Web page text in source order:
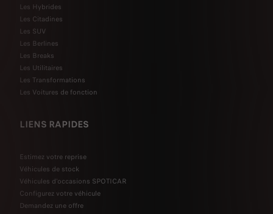
Les Hybrides
Les Citadines
Les SUV
Les Berlines
Les Breaks
Les Utilitaires
Les Transformations
Les Voitures de fonction
LIENS RAPIDES
Estimez votre reprise
Véhicules de stock
Véhicules d'occasions SPOTICAR
Configurez votre véhicule
Demandez une offre